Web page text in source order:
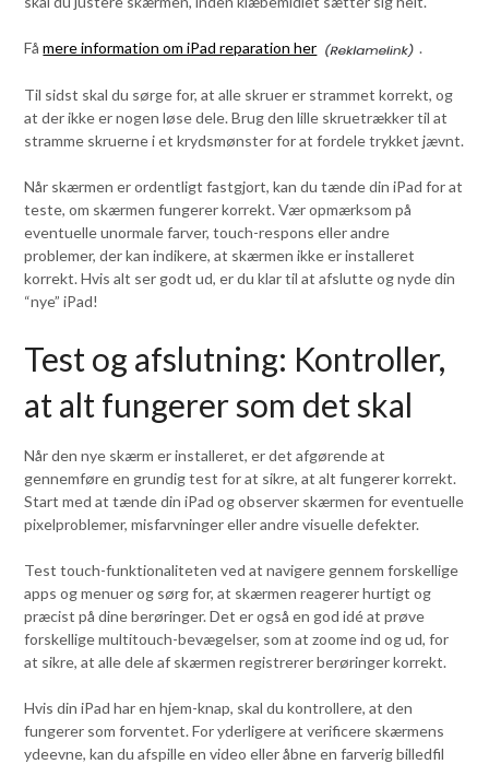
Fåmere information om iPad reparation her .
Til sidst skal du sørge for, at alle skruer er strammet korrekt, og
at der ikke er nogen løse dele. Brug den lille skruetrækker til at
stramme skruerne i et krydsmønster for at fordele trykket jævnt.
Når skærmen er ordentligt fastgjort, kan du tænde din iPad for at
teste, om skærmen fungerer korrekt. Vær opmærksom på
eventuelle unormale farver, touch-respons eller andre
problemer, der kan indikere, at skærmen ikke er installeret
korrekt. Hvis alt ser godt ud, er du klar til at afslutte og nyde din
“nye” iPad!
Test og afslutning: Kontroller,
at alt fungerer som det skal
Når den nye skærm er installeret, er det afgørende at
gennemføre en grundig test for at sikre, at alt fungerer korrekt.
Start med at tænde din iPad og observer skærmen for eventuelle
pixelproblemer, misfarvninger eller andre visuelle defekter.
Test touch-funktionaliteten ved at navigere gennem forskellige
apps og menuer og sørg for, at skærmen reagerer hurtigt og
præcist på dine berøringer. Det er også en god idé at prøve
forskellige multitouch-bevægelser, som at zoome ind og ud, for
at sikre, at alle dele af skærmen registrerer berøringer korrekt.
Hvis din iPad har en hjem-knap, skal du kontrollere, at den
fungerer som forventet. For yderligere at verificere skærmens
ydeevne, kan du afspille en video eller åbne en farverig billedfil